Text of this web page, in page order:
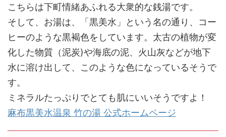
こちらは下町情緒あふれる大衆的な銭湯です。
そして、お湯は、「黒美水」という名の通り、コー
ヒーのような黒褐色をしています。太古の植物が変
化した物質（泥炭)や海底の泥、火山灰などが地下
水に溶け出して、このような色になっているそうで
す。
ミネラルたっぷりでとても肌にいいそうですよ！
麻布黒美水温泉 竹の湯 公式ホームページ